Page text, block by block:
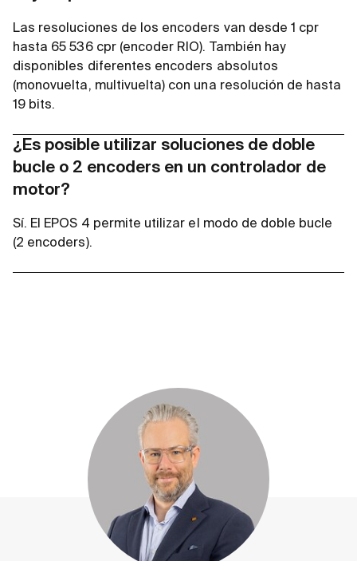
Las resoluciones de los encoders van desde 1 cpr
hasta 65 536 cpr (encoder RIO). También hay
disponibles diferentes encoders absolutos
(monovuelta, multivuelta) con una resolución de hasta
19 bits.
¿Es posible utilizar soluciones de doble
bucle o 2 encoders en un controlador de
motor?
Sí. El EPOS 4 permite utilizar el modo de doble bucle
(2 encoders).